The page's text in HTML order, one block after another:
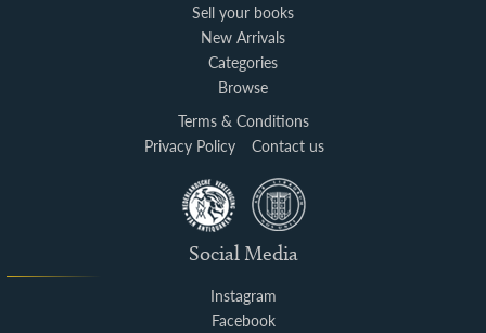
Sell your books
New Arrivals
Categories
Browse
Terms & Conditions
Privacy Policy
Contact us
Social Media
Instagram
Facebook